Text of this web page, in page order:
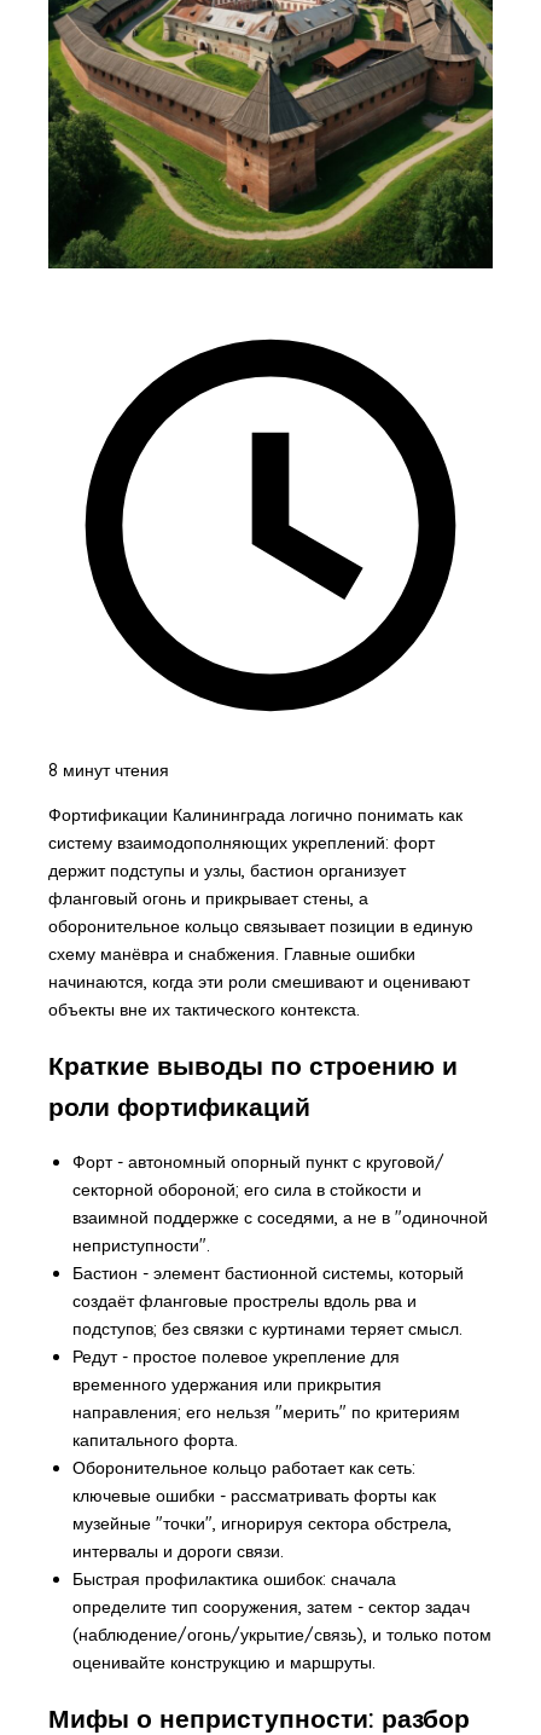
8 минут чтения
Фортификации Калининграда логично понимать как
систему взаимодополняющих укреплений: форт
держит подступы и узлы, бастион организует
фланговый огонь и прикрывает стены, а
оборонительное кольцо связывает позиции в единую
схему манёвра и снабжения. Главные ошибки
начинаются, когда эти роли смешивают и оценивают
объекты вне их тактического контекста.
Краткие выводы по строению и
роли фортификаций
Форт - автономный опорный пункт с круговой/
секторной обороной; его сила в стойкости и
взаимной поддержке с соседями, а не в "одиночной
неприступности".
Бастион - элемент бастионной системы, который
создаёт фланговые прострелы вдоль рва и
подступов; без связки с куртинами теряет смысл.
Редут - простое полевое укрепление для
временного удержания или прикрытия
направления; его нельзя "мерить" по критериям
капитального форта.
Оборонительное кольцо работает как сеть:
ключевые ошибки - рассматривать форты как
музейные "точки", игнорируя сектора обстрела,
интервалы и дороги связи.
Быстрая профилактика ошибок: сначала
определите тип сооружения, затем - сектор задач
(наблюдение/огонь/укрытие/связь), и только потом
оценивайте конструкцию и маршруты.
Мифы о неприступности: разбор